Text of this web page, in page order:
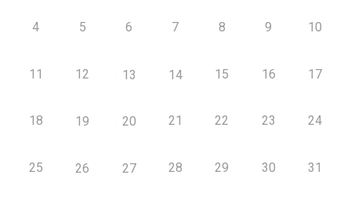
4 5 6 7 8 9 10
11 12 13 14 15 16 17
18 19 20 21 22 23 24
25 26 27 28 29 30 31